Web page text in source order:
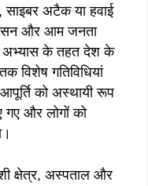
साइबर अटैक या हवाई
और आम जनता
अभ्यास के तहत देश के
विशेष गतिविधियां
को अस्थायी रूप
गए और लोगों को
क्षेत्र, अस्पताल और